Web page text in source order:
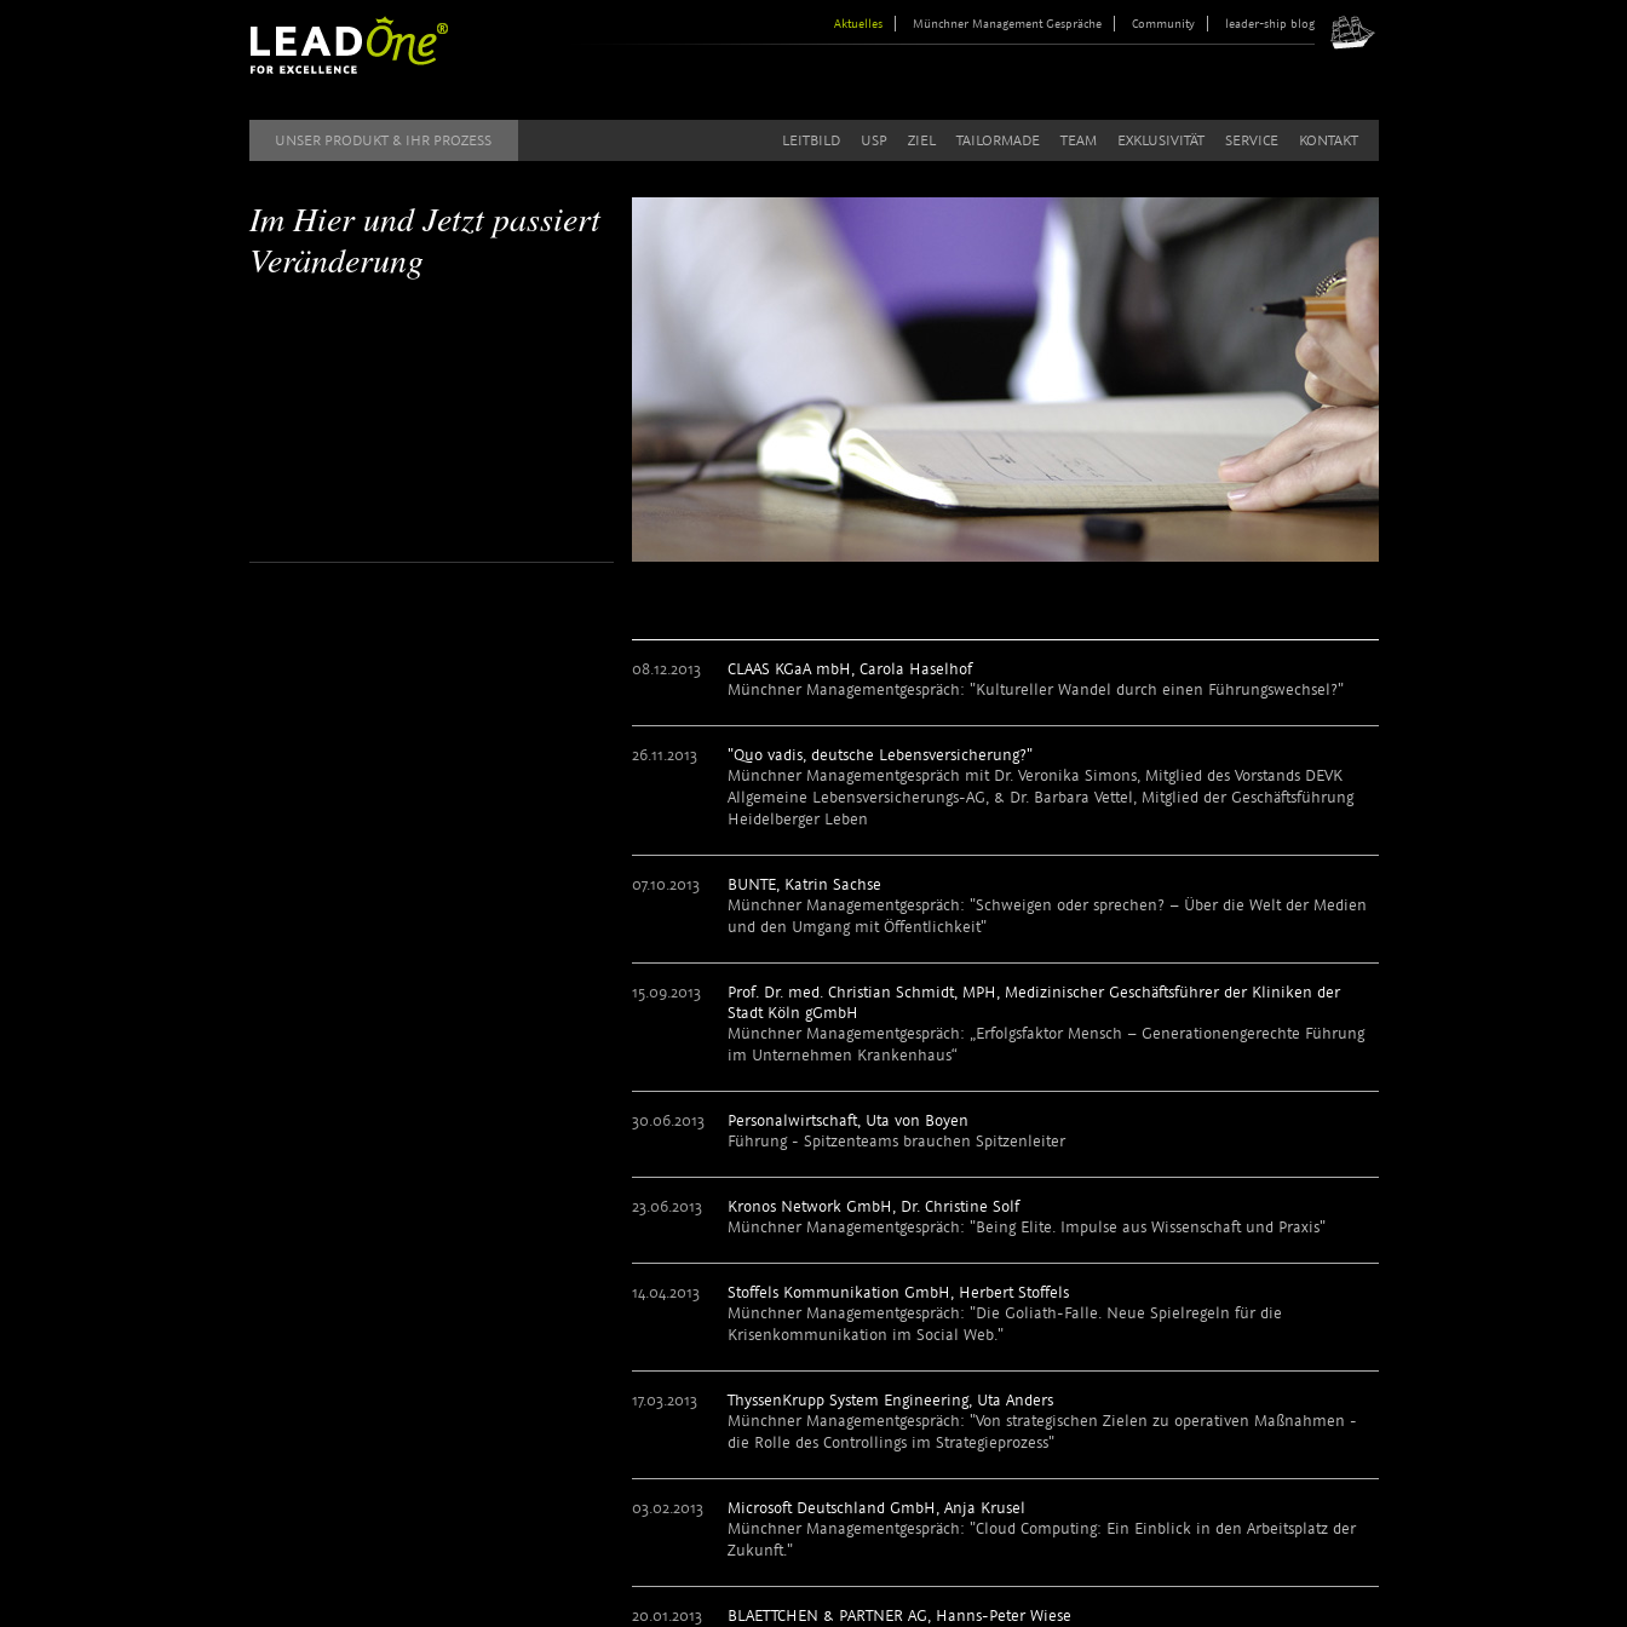
Aktuelles Münchner Management Gespräche Community leader-ship blog
UNSER PRODUKT & IHR PROZESS KONTAKT
SERVICE
EXKLUSIVITÄT
TEAM
TAILORMADE
ZIEL
USP
LEITBILD
Im Hier und Jetzt passiert
Veränderung
08.12.2013
CLAAS KGaA mbH, Carola Haselhof
Münchner Managementgespräch: "Kultureller Wandel durch einen Führungswechsel?"
26.11.2013
"Quo vadis, deutsche Lebensversicherung?"
Münchner Managementgespräch mit Dr. Veronika Simons, Mitglied des Vorstands DEVK
Allgemeine Lebensversicherungs-AG, & Dr. Barbara Vettel, Mitglied der Geschäftsführung
Heidelberger Leben
07.10.2013
BUNTE, Katrin Sachse
Münchner Managementgespräch: "Schweigen oder sprechen? – Über die Welt der Medien
und den Umgang mit Öffentlichkeit"
15.09.2013
Prof. Dr. med. Christian Schmidt, MPH, Medizinischer Geschäftsführer der Kliniken der
Stadt Köln gGmbH
Münchner Managementgespräch: „Erfolgsfaktor Mensch – Generationengerechte Führung
im Unternehmen Krankenhaus“
30.06.2013
Personalwirtschaft, Uta von Boyen
Führung - Spitzenteams brauchen Spitzenleiter
23.06.2013
Kronos Network GmbH, Dr. Christine Solf
Münchner Managementgespräch: "Being Elite. Impulse aus Wissenschaft und Praxis"
14.04.2013
Stoffels Kommunikation GmbH, Herbert Stoffels
Münchner Managementgespräch: "Die Goliath-Falle. Neue Spielregeln für die
Krisenkommunikation im Social Web."
17.03.2013
ThyssenKrupp System Engineering, Uta Anders
Münchner Managementgespräch: "Von strategischen Zielen zu operativen Maßnahmen -
die Rolle des Controllings im Strategieprozess"
03.02.2013
Microsoft Deutschland GmbH, Anja Krusel
Münchner Managementgespräch: "Cloud Computing: Ein Einblick in den Arbeitsplatz der
Zukunft."
20.01.2013
BLAETTCHEN & PARTNER AG, Hanns-Peter Wiese